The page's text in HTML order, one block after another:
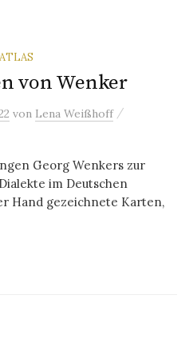
von Wenker
von Lena Weißhoff /
Georg Wenkers zur
im Deutschen
Hand gezeichnete Karten,